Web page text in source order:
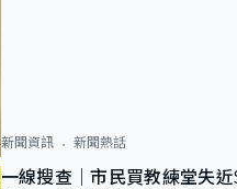
新聞資訊 新聞熱話
一線搜查｜市民買教練堂失